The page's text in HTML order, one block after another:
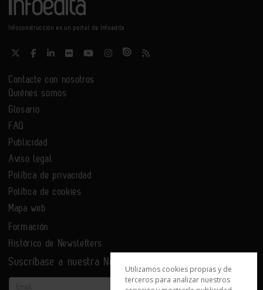
Infoconstrucción es un portal de Infoedita
Contacte con nosotros
Quiénes somos
Glosario
FAQ
Publicidad
Aviso legal
Política de privacidad
Política de cookies
Mapa web
Formación
Histórico de Newsletters
Suscríbase a nuestra Newsletter
Email
Utilizamos cookies propias y de
terceros para analizar nuestros